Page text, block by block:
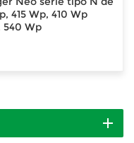
415 Wp, 410 Wp
540 Wp